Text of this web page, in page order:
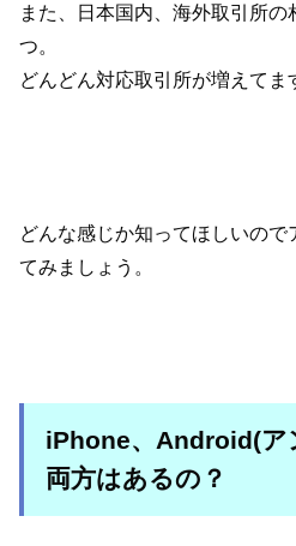
また、日本国内、海外取引所
つ。
どんどん対応取引所が増えてま
どんな感じか知ってほしいので
てみましょう。
iPhone、Android(ア
両方はあるの？